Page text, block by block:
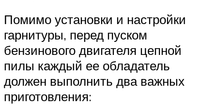
Помимо установки и настройки
гарнитуры, перед пуском
бензинового двигателя цепной
пилы каждый ее обладатель
должен выполнить два важных
приготовления: